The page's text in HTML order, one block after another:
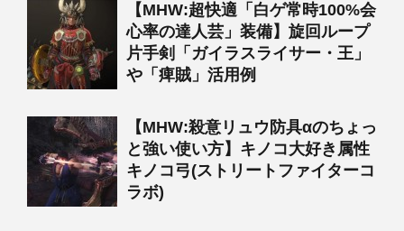
【MHW:超快適「白ゲ常時100%会
心率の達人芸」装備】旋回ループ
片手剣「ガイラスライサー・王」
や「痺賊」活用例
【MHW:殺意リュウ防具αのちょっ
と強い使い方】キノコ大好き属性
キノコ弓(ストリートファイターコ
ラボ)